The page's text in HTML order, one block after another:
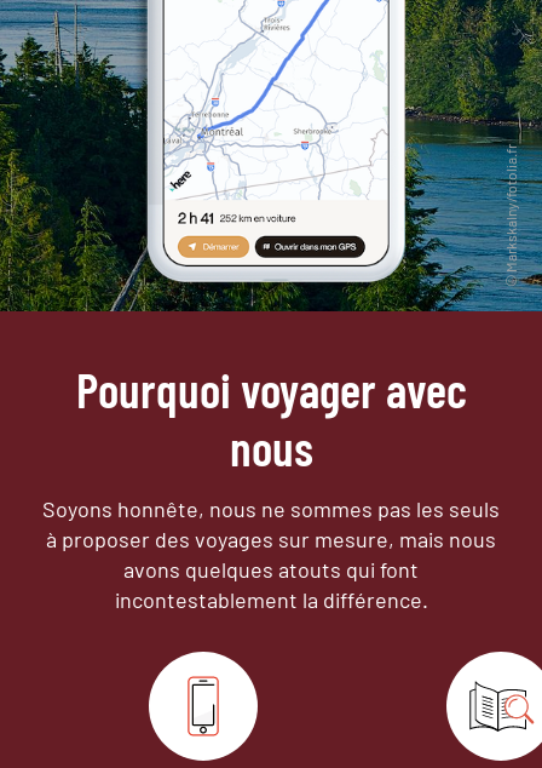
Pourquoi voyager avec
nous
Soyons honnête, nous ne sommes pas les seuls
à proposer des voyages sur mesure, mais nous
avons quelques atouts qui font
incontestablement la différence.